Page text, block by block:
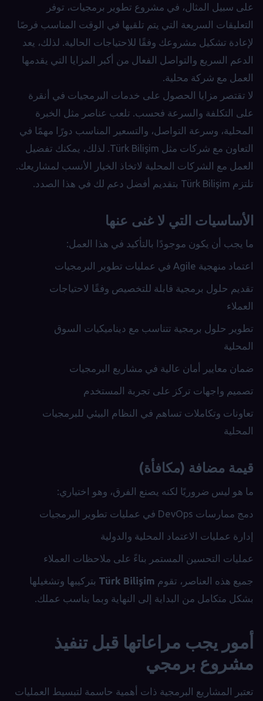
على سبيل المثال، في مشروع تطوير برمجيات، توفر
التعليقات السريعة التي يتم تلقيها في الوقت المناسب فرصًا
لإعادة تشكيل مشروعك وفقًا للاحتياجات الحالية. لذلك، يعد
الدعم السريع والتواصل الفعال من أكبر المزايا التي يقدمها
العمل مع شركة محلية.
لا تقتصر مزايا الحصول على خدمات البرمجيات في أنقرة
على التكلفة والسرعة فحسب. تلعب عناصر مثل الخبرة
المحلية، وسرعة التواصل، والتسعير المناسب دورًا مهمًا في
التعاون مع شركات مثل Türk Bilişim. لذلك، يمكنك تفضيل
العمل مع الشركات المحلية لاتخاذ الخيار الأنسب لمشاريعك.
تلتزم Türk Bilişim بتقديم أفضل دعم لك في هذا الصدد.
الأساسيات التي لا غنى عنها
ما يجب أن يكون موجودًا بالتأكيد في هذا العمل:
اعتماد منهجية Agile في عمليات تطوير البرمجيات
تقديم حلول برمجية قابلة للتخصيص وفقًا لاحتياجات
العملاء
تطوير حلول برمجية تتناسب مع ديناميكيات السوق
المحلية
ضمان معايير أمان عالية في مشاريع البرمجيات
تصميم واجهات تركز على تجربة المستخدم
تعاونات وتكاملات تساهم في النظام البيئي للبرمجيات
المحلية
قيمة مضافة (مكافأة)
ما هو ليس ضروريًا لكنه يصنع الفرق، وهو اختياري:
دمج ممارسات DevOps في عمليات تطوير البرمجيات
إدارة عمليات الاعتماد المحلية والدولية
عمليات التحسين المستمر بناءً على ملاحظات العملاء
جميع هذه العناصر، تقوم Türk Bilişim بتركيبها وتشغيلها
بشكل متكامل من البداية إلى النهاية وبما يناسب عملك.
أمور يجب مراعاتها قبل تنفيذ
مشروع برمجي
تعتبر المشاريع البرمجية ذات أهمية حاسمة لتبسيط العمليات